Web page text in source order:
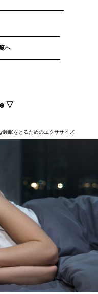
へ
▽
睡眠をとるためのエクササイズ